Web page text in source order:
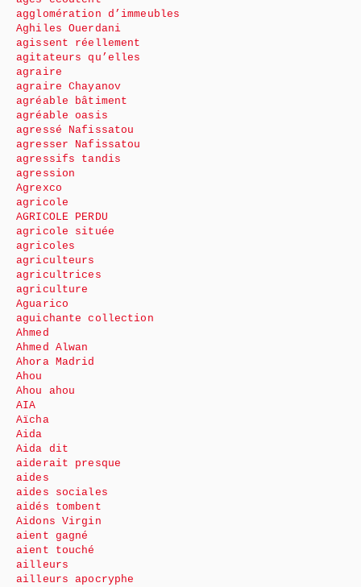
agglomération d’immeubles
Aghiles Ouerdani
agissent réellement
agitateurs qu’elles
agraire
agraire Chayanov
agréable bâtiment
agréable oasis
agressé Nafissatou
agresser Nafissatou
agressifs tandis
agression
Agrexco
agricole
AGRICOLE PERDU
agricole située
agricoles
agriculteurs
agricultrices
agriculture
Aguarico
aguichante collection
Ahmed
Ahmed Alwan
Ahora Madrid
Ahou
Ahou ahou
AIA
Aïcha
Aida
Aida dit
aiderait presque
aides
aides sociales
aidés tombent
Aidons Virgin
aient gagné
aient touché
ailleurs
ailleurs apocryphe